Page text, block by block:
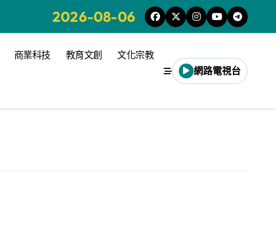
2026-08-06
商業科技 教育文創 文化宗教
網路電視台